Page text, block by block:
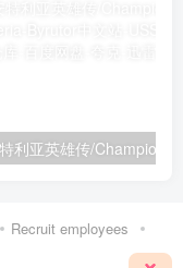
Recruit employees